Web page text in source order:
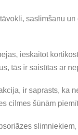
saslimšanu
ieskaitot
tās ir saistītas ar
ir saprasts, ka
cilmes šūnām
slimniekiem,